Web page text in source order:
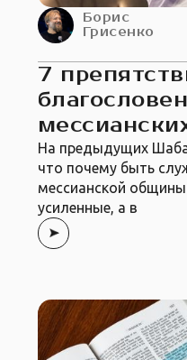
Борис
Грисенко
7
На предыдущих
что почему быть
мессианской
усиленные, а в